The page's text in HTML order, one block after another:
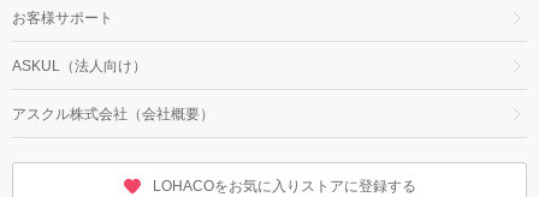
お客様サポート
ASKUL（法人向け）
アスクル株式会社（会社概要）
LOHACOをお気に入りストアに登録する